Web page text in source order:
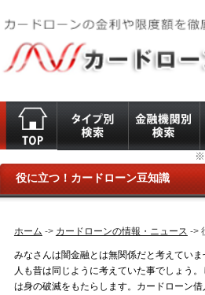
※
役に立つ！カードローン豆知識
ホーム -> カードローンの情報・ニュース ->
みなさんは闇金融とは無関係だと考えてい
人も昔は同じように考えていた事でしょう
は身の破滅をもたらします。カードローン借